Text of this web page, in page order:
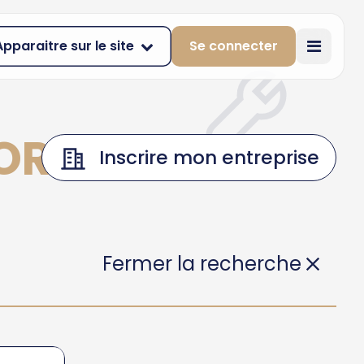
sur le site Se connecter
Inscrire mon entreprise
Fermer la recherche